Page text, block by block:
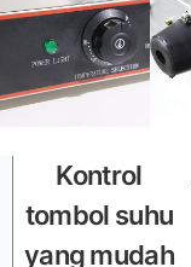
Kontrol
tombol suhu
yang mudah